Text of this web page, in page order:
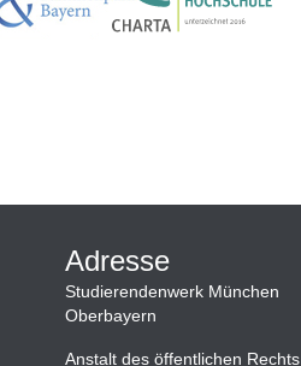
Adresse
Studierendenwerk München
Oberbayern
Anstalt des öffentlichen Rechts